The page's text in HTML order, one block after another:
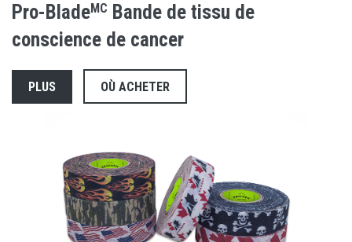
Pro-BladeMC Bande de tissu de
conscience de cancer
PLUS OÙ ACHETER